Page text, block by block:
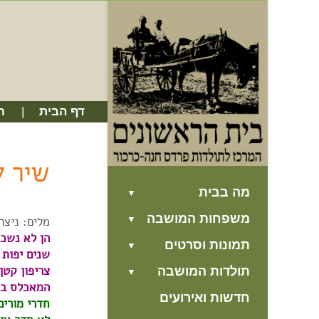
דף הבית
מה בבית
משפחות המושבה
תמונות וסרטים
תולדות המושבה
חדשות ואירועים
שיר
מלים:
הן לא
שנים
צריפון
המאכלס
חדרי